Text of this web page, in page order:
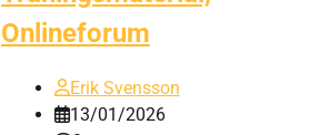
Onlineforum
Erik Svensson
13/01/2026